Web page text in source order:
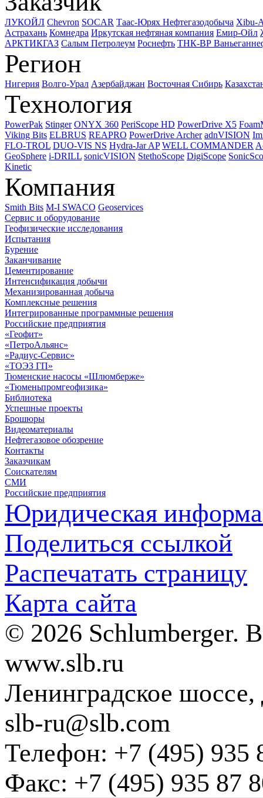
ЛУКОЙЛ Chevron SOCAR Таас-Юрях Нефтегазодобыча Xibu-
Астрахань Комнедра Иркутская нефтяная компания Емир-Ойл
АРКТИКГАЗ Салым Петролеум Роснефть ТНК-ВР
Регион
Нигерия Волго-Урал Азербайджан Восточная Сибирь
Технология
PowerPak Stinger ONYX 360 PeriScope HD PowerDrive X5
Viking Bits ELBRUS REAPRO PowerDrive Archer adnVISION
FLO-TROL DUO-VIS NS Hydra-Jar AP WELL COMMANDER
GeoSphere i-DRILL sonicVISION StethoScope DigiScope
Kinetic
Компания
Smith Bits M-I SWACO Geoservices
Сервис и оборудование
Геофизические исследования
Испытания
Бурение
Заканчивание
Цементирование
Интенсификация добычи
Механизированная добыча
Комплексные решения
Интегрированные программные решения
Российские предприятия
«Геофит»
«ПетроАльянс»
«Радиус-Сервис»
«ТОЭЗ ГП»
Тюменские насосы «Шлюмберже»
«Тюменьпромгеофизика»
Библиотека
Успешные проекты
Брошюры
Видеоматериалы
Нефтегазовое обозрение
Контакты
Заказчикам
Соискателям
СМИ
Российские предприятия
Юридическая
Поделиться ссылкой
Распечатать страницу
Карта сайта
© 2026 Schlumberger.
www.slb.ru
Ленинградское
slb-ru@slb.com
Телефон: +7 (495) 935
Факс: +7 (495) 935 87